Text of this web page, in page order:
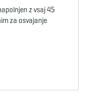
z vsaj 45
za osvajanje